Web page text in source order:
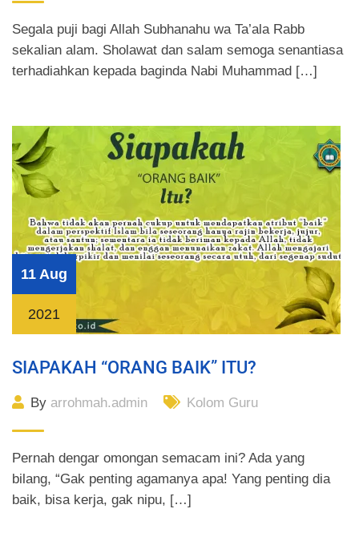
Segala puji bagi Allah Subhanahu wa Ta’ala Rabb
sekalian alam. Sholawat dan salam semoga senantiasa
terhadiahkan kepada baginda Nabi Muhammad […]
11 Aug
2021
SIAPAKAH “ORANG BAIK” ITU?
By arrohmah.admin Kolom Guru
Pernah dengar omongan semacam ini? Ada yang
bilang, “Gak penting agamanya apa! Yang penting dia
baik, bisa kerja, gak nipu, […]